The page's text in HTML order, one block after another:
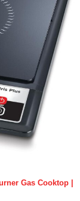
Gas Cooktop |